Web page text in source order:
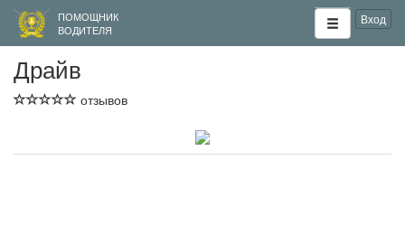
ПОМОЩНИК
ВОДИТЕЛЯ
Вход
Драйв
отзывов